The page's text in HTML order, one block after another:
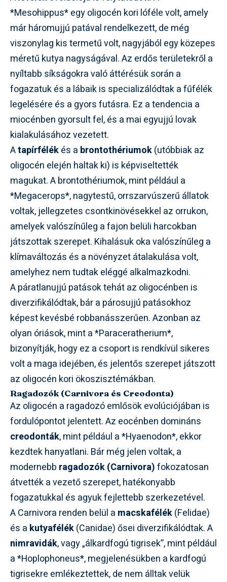
*Mesohippus* egy oligocén kori lóféle volt, amely
már háromujjú patával rendelkezett, de még
viszonylag kis termetű volt, nagyjából egy közepes
méretű kutya nagyságával. Az erdős területekről a
nyíltabb síkságokra való áttérésük során a
fogazatuk és a lábaik is specializálódtak a fűfélék
legelésére és a gyors futásra. Ez a tendencia a
miocénben gyorsult fel, és a mai egyujjú lovak
kialakulásához vezetett.
Atapírfélékés a brontothériumok(utóbbiak az
oligocén elején haltak ki) is képviseltették
magukat. A brontothériumok, mint például a
*Megacerops*, nagytestű, orrszarvúszerű állatok
voltak, jellegzetes csontkinövésekkel az orrukon,
amelyek valószínűleg a fajon belüli harcokban
játszottak szerepet. Kihalásuk oka valószínűleg a
klímaváltozás és a növényzet átalakulása volt,
amelyhez nem tudtak eléggé alkalmazkodni.
A páratlanujjú patások tehát az oligocénben is
diverzifikálódtak, bár a párosujjú patásokhoz
képest kevésbé robbanásszerűen. Azonban az
olyan óriások, mint a *Paraceratherium*,
bizonyítják, hogy ez a csoport is rendkívül sikeres
volt a maga idejében, és jelentős szerepet játszott
az oligocén kori ökoszisztémákban.
Ragadozók (Carnivora és Creodonta)
Az oligocén a ragadozó emlősök evolúciójában is
fordulópontot jelentett. Az eocénben domináns
creodonták, mint például a *Hyaenodon*, ekkor
kezdtek hanyatlani. Bár még jelen voltak, a
modernebb ragadozók (Carnivora)fokozatosan
átvették a vezető szerepet, hatékonyabb
fogazatukkal és agyuk fejlettebb szerkezetével.
A Carnivora renden belül a macskafélék(Felidae)
és a kutyafélék(Canidae) ősei diverzifikálódtak. A
nimravidák, vagy „álkardfogú tigrisek”, mint például
a *Hoplophoneus*, megjelenésükben a kardfogú
tigrisekre emlékeztettek, de nem álltak velük